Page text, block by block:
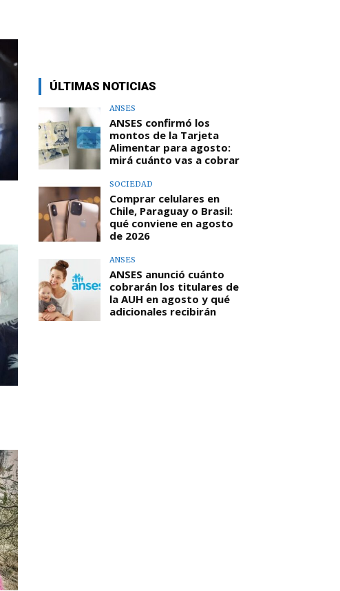
ÚLTIMAS NOTICIAS
ANSES
ANSES confirmó los
montos de la Tarjeta
Alimentar para agosto:
mirá cuánto vas a cobrar
SOCIEDAD
Comprar celulares en
Chile, Paraguay o Brasil:
qué conviene en agosto
de 2026
ANSES
ANSES anunció cuánto
cobrarán los titulares de
la AUH en agosto y qué
adicionales recibirán